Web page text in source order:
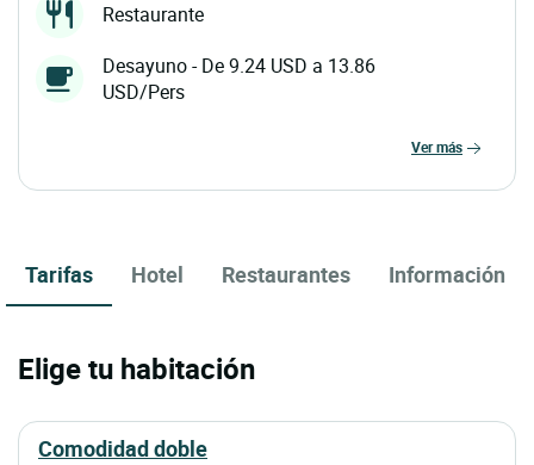
Restaurante
Desayuno - De 9.24 USD a 13.86
USD/Pers
ver más
Tarifas Hotel Restaurantes Información
Elige tu habitación
comodidad doble